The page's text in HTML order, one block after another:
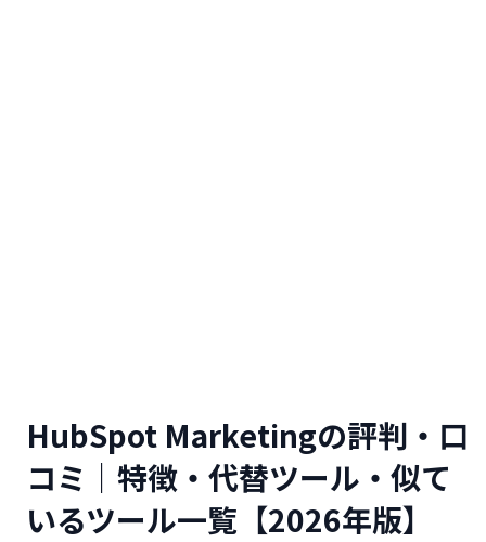
HubSpot Marketingの評判・口
コミ｜特徴・代替ツール・似て
いるツール一覧【2026年版】